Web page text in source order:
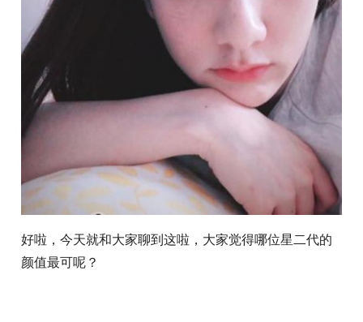
好啦，今天就和大家聊到这啦，大家觉得哪位星二代的
颜值最可呢？